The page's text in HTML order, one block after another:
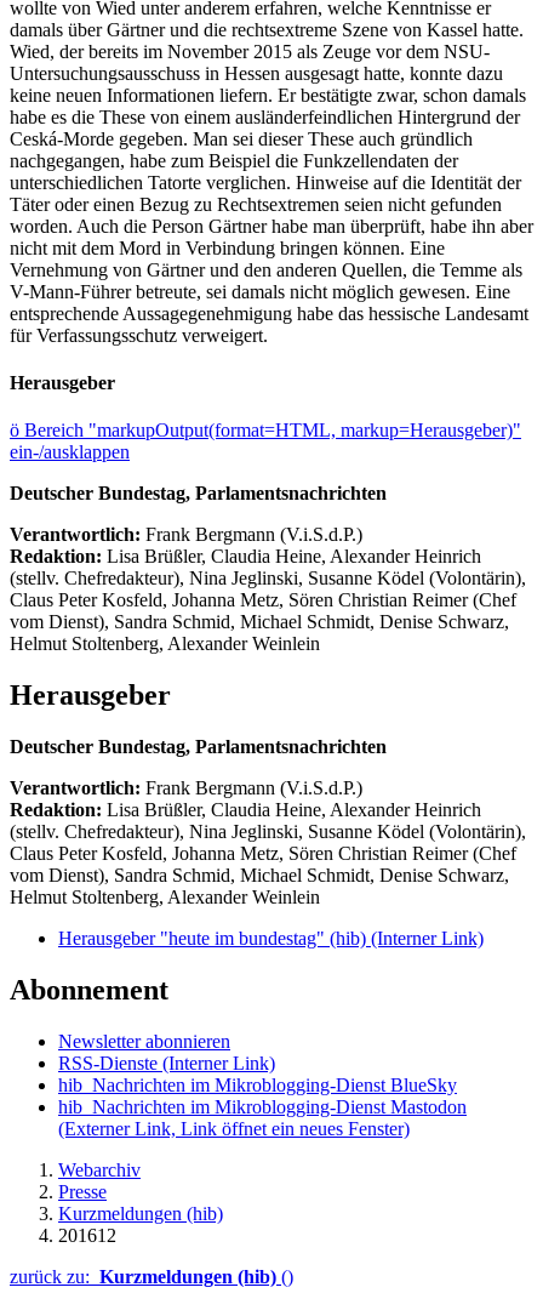
wollte von Wied unter anderem erfahren, welche Kenntnisse er
damals über Gärtner und die rechtsextreme Szene von Kassel hatte.
Wied, der bereits im November 2015 als Zeuge vor dem NSU-
Untersuchungsausschuss in Hessen ausgesagt hatte, konnte dazu
keine neuen Informationen liefern. Er bestätigte zwar, schon damals
habe es die These von einem ausländerfeindlichen Hintergrund der
Ceská-Morde gegeben. Man sei dieser These auch gründlich
nachgegangen, habe zum Beispiel die Funkzellendaten der
unterschiedlichen Tatorte verglichen. Hinweise auf die Identität der
Täter oder einen Bezug zu Rechtsextremen seien nicht gefunden
worden. Auch die Person Gärtner habe man überprüft, habe ihn aber
nicht mit dem Mord in Verbindung bringen können. Eine
Vernehmung von Gärtner und den anderen Quellen, die Temme als
V-Mann-Führer betreute, sei damals nicht möglich gewesen. Eine
entsprechende Aussagegenehmigung habe das hessische Landesamt
für Verfassungsschutz verweigert.
Herausgeber
ö Bereich "markupOutput(format=HTML, markup=Herausgeber)"
ein-/ausklappen
Deutscher Bundestag, Parlamentsnachrichten
Verantwortlich: Frank Bergmann (V.i.S.d.P.)
Redaktion: Lisa Brüßler, Claudia Heine, Alexander Heinrich
(stellv. Chefredakteur), Nina Jeglinski, Susanne Ködel (Volontärin),
Claus Peter Kosfeld, Johanna Metz, Sören Christian Reimer (Chef
vom Dienst), Sandra Schmid, Michael Schmidt, Denise Schwarz,
Helmut Stoltenberg, Alexander Weinlein
Herausgeber
Deutscher Bundestag, Parlamentsnachrichten
Verantwortlich: Frank Bergmann (V.i.S.d.P.)
Redaktion: Lisa Brüßler, Claudia Heine, Alexander Heinrich
(stellv. Chefredakteur), Nina Jeglinski, Susanne Ködel (Volontärin),
Claus Peter Kosfeld, Johanna Metz, Sören Christian Reimer (Chef
vom Dienst), Sandra Schmid, Michael Schmidt, Denise Schwarz,
Helmut Stoltenberg, Alexander Weinlein
Herausgeber "heute im bundestag" (hib) (Interner Link)
Abonnement
Newsletter abonnieren
RSS-Dienste (Interner Link)
hib_Nachrichten im Mikroblogging-Dienst BlueSky
hib_Nachrichten im Mikroblogging-Dienst Mastodon
(Externer Link, Link öffnet ein neues Fenster)
Webarchiv
Presse
Kurzmeldungen (hib)
201612
zurück zu: Kurzmeldungen (hib) ()